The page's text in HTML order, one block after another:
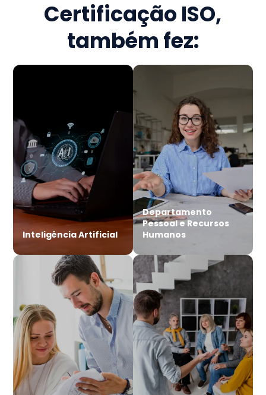
Certificação ISO,
também fez:
Inteligência Artificial
Departamento
Pessoal e Recursos
Humanos